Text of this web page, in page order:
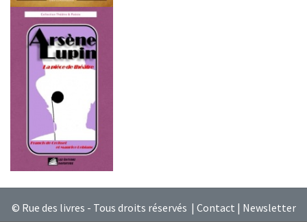
© Rue des livres - Tous droits réservés | Contact | Newsletter